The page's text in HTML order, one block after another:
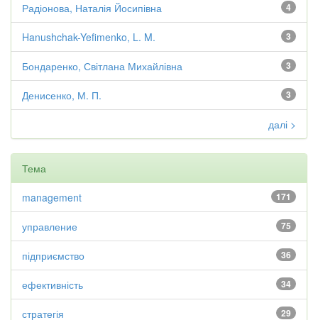
4
Радіонова, Наталія Йосипівна
3
Hanushchak-Yefimenko, L. M.
3
Бондаренко, Світлана Михайлівна
3
Денисенко, М. П.
далі >
Тема
171
management
75
управление
36
підприємство
34
ефективність
29
стратегія